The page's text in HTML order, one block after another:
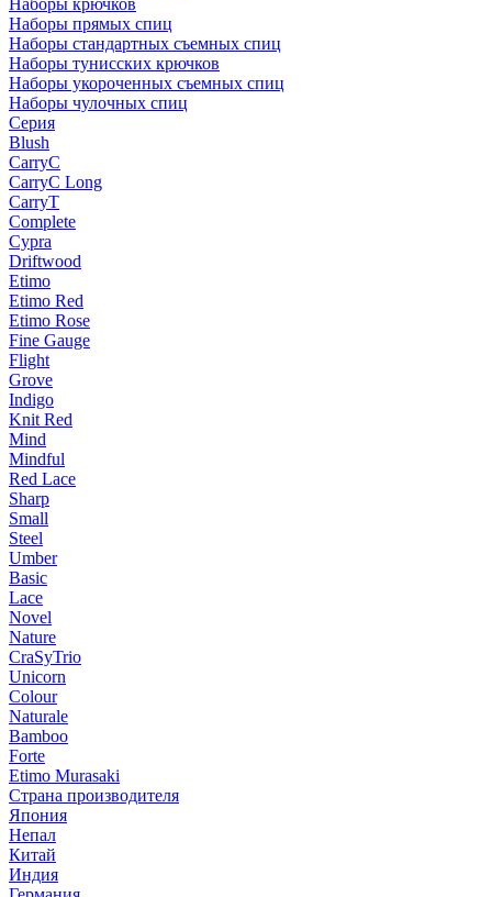
Наборы крючков
Наборы прямых спиц
Наборы стандартных съемных спиц
Наборы тунисских крючков
Наборы укороченных съемных спиц
Наборы чулочных спиц
Серия
Blush
CarryC
CarryC Long
CarryT
Complete
Cypra
Driftwood
Etimo
Etimo Red
Etimo Rose
Fine Gauge
Flight
Grove
Indigo
Knit Red
Mind
Mindful
Red Lace
Sharp
Small
Steel
Umber
Basic
Lace
Novel
Nature
CraSyTrio
Unicorn
Colour
Naturale
Bamboo
Forte
Etimo Murasaki
Страна производителя
Япония
Непал
Китай
Индия